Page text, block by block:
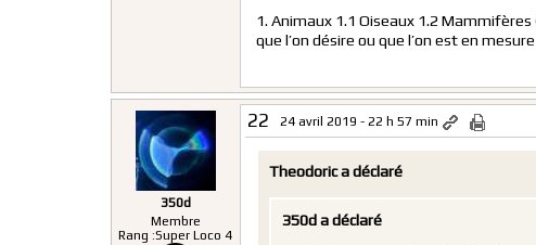
1. Animaux 1.1 Oiseaux 1.2
que l’on désire ou que l’on est en
350d
Membre
Rang :Super Loco 4
22 24 avril 2019 - 22 h 57 min
Theodoric a déclaré
350d a déclaré